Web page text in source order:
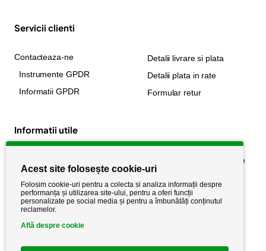
Servicii clienti
Contacteaza-ne
Instrumente GPDR
Informatii GPDR
Detalii livrare si plata
Detalii plata in rate
Formular retur
Informatii utile
Politica de cookie
Politica de confidențialitate
Termeni si conditii
Acest site folosește cookie-uri
Folosim cookie-uri pentru a colecta si analiza informații despre
performanța și utilizarea site-ului, pentru a oferi funcții
personalizate pe social media și pentru a îmbunătăți conținutul
reclamelor.
Află despre cookie